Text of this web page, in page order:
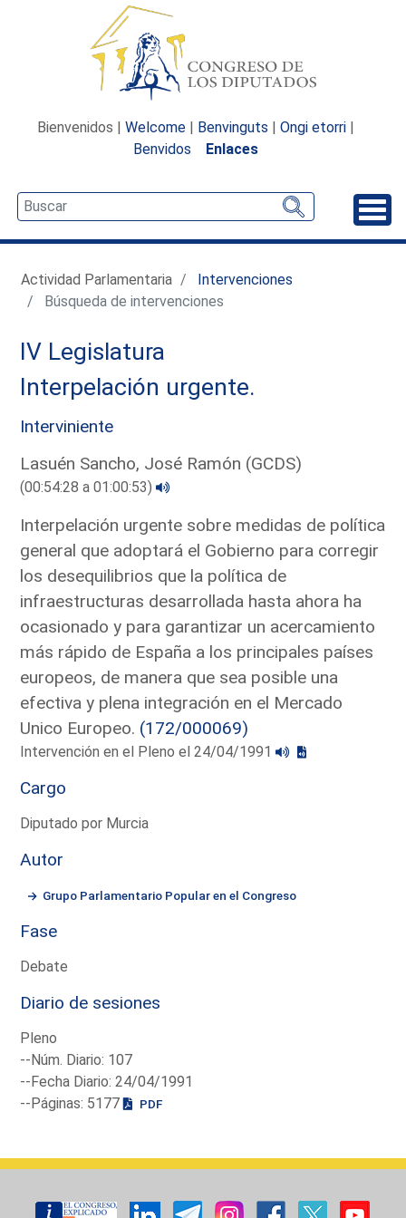
Bienvenidos | Welcome | Benvinguts | Ongi etorri |
Benvidos
Enlaces
Actividad Parlamentaria
Intervenciones
Búsqueda de intervenciones
IV Legislatura
Interpelación urgente.
Interviniente
Lasuén Sancho, José Ramón (GCDS)
(00:54:28 a 01:00:53)
Interpelación urgente sobre medidas de política
general que adoptará el Gobierno para corregir
los desequilibrios que la política de
infraestructuras desarrollada hasta ahora ha
ocasionado y para garantizar un acercamiento
más rápido de España a los principales países
europeos, de manera que sea posible una
efectiva y plena integración en el Mercado
Unico Europeo. (172/000069)
Intervención en el Pleno el 24/04/1991
Cargo
Diputado por Murcia
Autor
Grupo Parlamentario Popular en el Congreso
Fase
Debate
Diario de sesiones
Pleno
--Núm. Diario: 107
--Fecha Diario: 24/04/1991
--Páginas: 5177
PDF